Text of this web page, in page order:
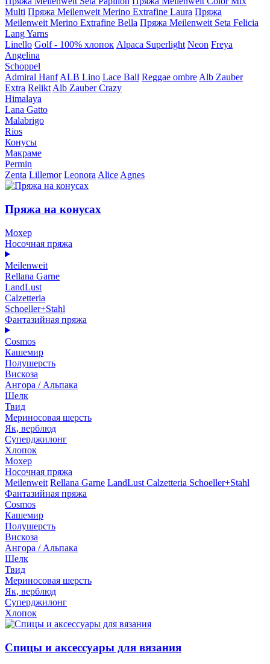
Multi Пряжа Meilenweit Merino Extrafine Laura Пряжа
Meilenweit Merino Extrafine Bella Пряжа Meilenweit Seta Felicia
Lang Yarns
Linello Golf - 100% хлопок Alpaca Superlight Neon Freya
Angelina
Schoppel
Admiral HanfALB Lino Lace Ball Reggae ombreAlb Zauber
Extra ReliktAlb Zauber Crazy
Himalaya
Lana Gatto
Malabrigo
Rios
Конусы
Макраме
Permin
Zenta Lillemor LeonoraAliceAgnes
Пряжа на конусах
Мохер
Носочная пряжа
Meilenweit
Rellana Garne
LandLust
Calzetteria
Schoeller+Stahl
Фантазийная пряжа
Cosmos
Кашемир
Полушерсть
Вискоза
Ангора / Альпака
Шелк
Твид
Мериносовая шерсть
Як, верблюд
Суперджилонг
Хлопок
Мохер
Носочная пряжа
Meilenweit Rellana Garne LandLust Calzetteria Schoeller+Stahl
Фантазийная пряжа
Cosmos
Кашемир
Полушерсть
Вискоза
Ангора / Альпака
Шелк
Твид
Мериносовая шерсть
Як, верблюд
Суперджилонг
Хлопок
Спицы и аксессуары для вязания